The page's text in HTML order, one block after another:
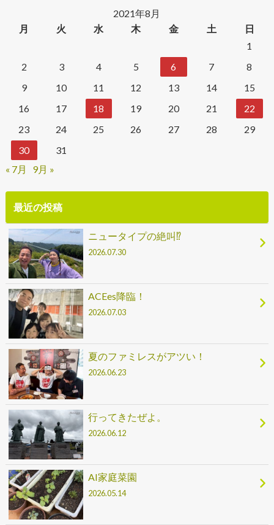
2021年8月
月
火 水 木 金 土
日
1
2
3 4 5 6 7
8
9
10 11 12 13 14
15
16
17 18 19 20 21
22
23
24 25 26 27 28
29
30
31
« 7月
9月 »
最近の投稿
ニュータイプの絶叫⁉
2026.07.30
ACEes降臨！
2026.07.03
夏のファミレスがアツい！
2026.06.23
行ってきたぜよ。
2026.06.12
AI家庭菜園
2026.05.14